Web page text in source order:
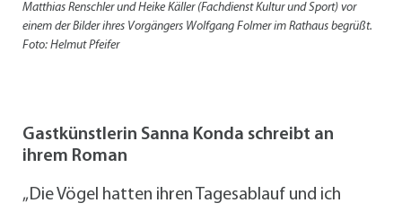
Matthias Renschler und Heike Käller (Fachdienst Kultur und Sport) vor
einem der Bilder ihres Vorgängers Wolfgang Folmer im Rathaus begrüßt.
Foto: Helmut Pfeifer
Gastkünstlerin Sanna Konda schreibt an
ihrem Roman
„Die Vögel hatten ihren Tagesablauf und ich